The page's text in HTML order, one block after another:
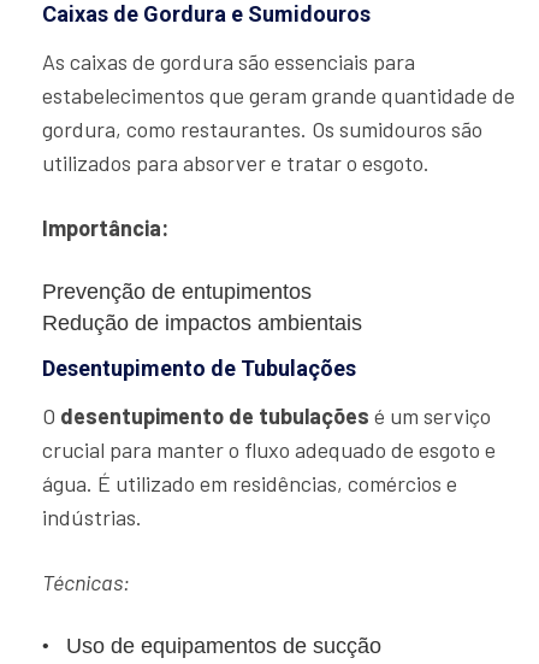
Caixas de Gordura e Sumidouros
As caixas de gordura são essenciais para
estabelecimentos que geram grande quantidade de
gordura, como restaurantes. Os sumidouros são
utilizados para absorver e tratar o esgoto.
Importância:
Prevenção de entupimentos
Redução de impactos ambientais
Desentupimento de Tubulações
O desentupimento de tubulações é um serviço
crucial para manter o fluxo adequado de esgoto e
água. É utilizado em residências, comércios e
indústrias.
Técnicas:
Uso de equipamentos de sucção